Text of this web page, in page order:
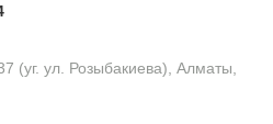
(уг. ул. Розыбакиева), Алматы,